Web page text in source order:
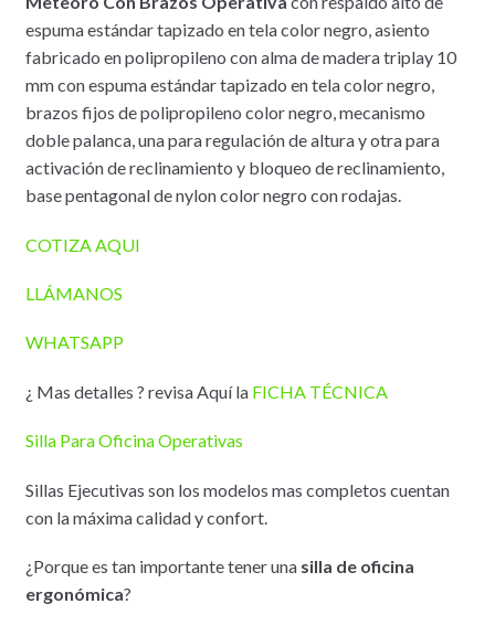
espuma estándar tapizado en tela color negro, asiento
fabricado en polipropileno con alma de madera triplay 10
mm con espuma estándar tapizado en tela color negro,
brazos fijos de polipropileno color negro, mecanismo
doble palanca, una para regulación de altura y otra para
activación de reclinamiento y bloqueo de reclinamiento,
base pentagonal de nylon color negro con rodajas.
COTIZA AQUI
LLÁMANOS
WHATSAPP
¿ Mas detalles ? revisa Aquí la FICHA TÉCNICA
Silla Para Oficina Operativas
Sillas Ejecutivas son los modelos mas completos cuentan
con la máxima calidad y confort.
¿Porque es tan importante tener una silla de oficina
ergonómica?